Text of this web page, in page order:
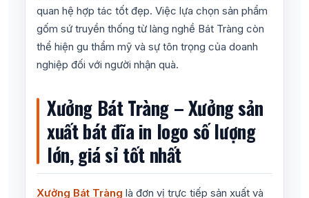
quan hệ hợp tác tốt đẹp. Việc lựa chọn sản phẩm
gốm sứ truyền thống từ làng nghề Bát Tràng còn
thể hiện gu thẩm mỹ và sự tôn trọng của doanh
nghiệp đối với người nhận quà.
Xưởng Bát Tràng – Xưởng sản
xuất bát đĩa in logo số lượng
lớn, giá sỉ tốt nhất
Xưởng Bát Tràng là đơn vị trực tiếp sản xuất và